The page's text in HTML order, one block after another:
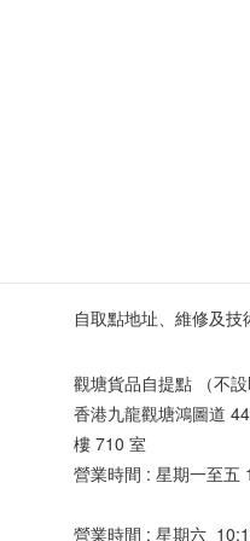
自取點地址、維修及技
觀塘貨品自提點 （不設
香港九龍觀塘鴻圖道
樓 710 室
營業時間 : 星期一至五
13:30 -
營業時間 : 星期六